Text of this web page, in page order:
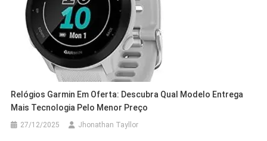
Relógios Garmin Em Oferta: Descubra Qual Modelo Entrega
Mais Tecnologia Pelo Menor Preço
27/12/2025 Jhonathan Tayllor